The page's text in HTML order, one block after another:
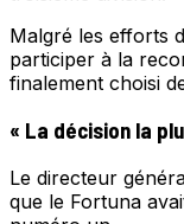
Malgré les efforts
participer à la
finalement choisi
« La décision la
Le directeur
que le Fortuna